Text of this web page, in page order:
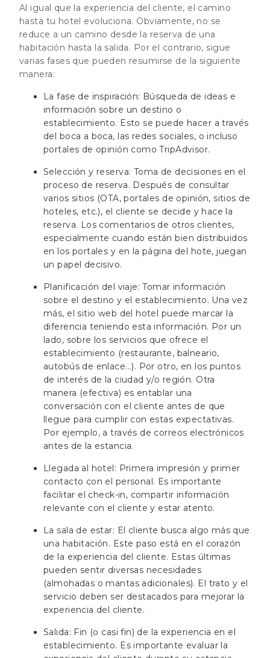
Al igual que la experiencia del cliente, el camino
hasta tu hotel evoluciona. Obviamente, no se
reduce a un camino desde la reserva de una
habitación hasta la salida. Por el contrario, sigue
varias fases que pueden resumirse de la siguiente
manera:
La fase de inspiración: Búsqueda de ideas e
información sobre un destino o
establecimiento. Esto se puede hacer a través
del boca a boca, las redes sociales, o incluso
portales de opinión como TripAdvisor.
Selección y reserva: Toma de decisiones en el
proceso de reserva. Después de consultar
varios sitios (OTA, portales de opinión, sitios de
hoteles, etc.), el cliente se decide y hace la
reserva. Los comentarios de otros clientes,
especialmente cuando están bien distribuidos
en los portales y en la página del hote, juegan
un papel decisivo.
Planificación del viaje: Tomar información
sobre el destino y el establecimiento. Una vez
más, el sitio web del hotel puede marcar la
diferencia teniendo esta información. Por un
lado, sobre los servicios que ofrece el
establecimiento (restaurante, balneario,
autobús de enlace...). Por otro, en los puntos
de interés de la ciudad y/o región. Otra
manera (efectiva) es entablar una
conversación con el cliente antes de que
llegue para cumplir con estas expectativas.
Por ejemplo, a través de correos electrónicos
antes de la estancia.
Llegada al hotel: Primera impresión y primer
contacto con el personal. Es importante
facilitar el check-in, compartir información
relevante con el cliente y estar atento.
La sala de estar: El cliente busca algo más que
una habitación. Este paso está en el corazón
de la experiencia del cliente. Estas últimas
pueden sentir diversas necesidades
(almohadas o mantas adicionales). El trato y el
servicio deben ser destacados para mejorar la
experiencia del cliente.
Salida: Fin (o casi fin) de la experiencia en el
establecimiento. Es importante evaluar la